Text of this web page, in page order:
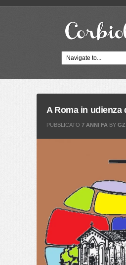
A Roma in udienza
PUBBLICATO 7 ANNI FA BY GZ